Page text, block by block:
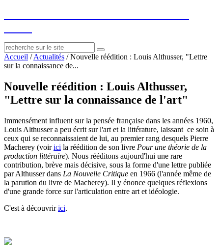
Accueil /Actualités /Nouvelle réédition : Louis Althusser, "Lettre
sur la connaissance de...
Nouvelle réédition : Louis Althusser,
"Lettre sur la connaissance de l'art"
Immensément influent sur la pensée française dans les années 1960,
Louis Althusser a peu écrit sur l'art et la littérature, laissant ce soin à
ceux qui se reconnaissaient de lui, au premier rang desquels Pierre
Macherey (voirici la réédition de son livre Pour une théorie de la
production littéraire). Nous rééditons aujourd'hui une rare
contribution, brève mais décisive, sous la forme d'une lettre publiée
par Althusser dans La Nouvelle Critique en 1966 (l'année même de
la parution du livre de Macherey). Il y énonce quelques réflexions
d'une grande force sur l'articulation entre art et idéologie.
C'est à découvririci.